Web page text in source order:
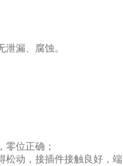
漏、腐蚀。
位正确；
动，接插件接触良好，端